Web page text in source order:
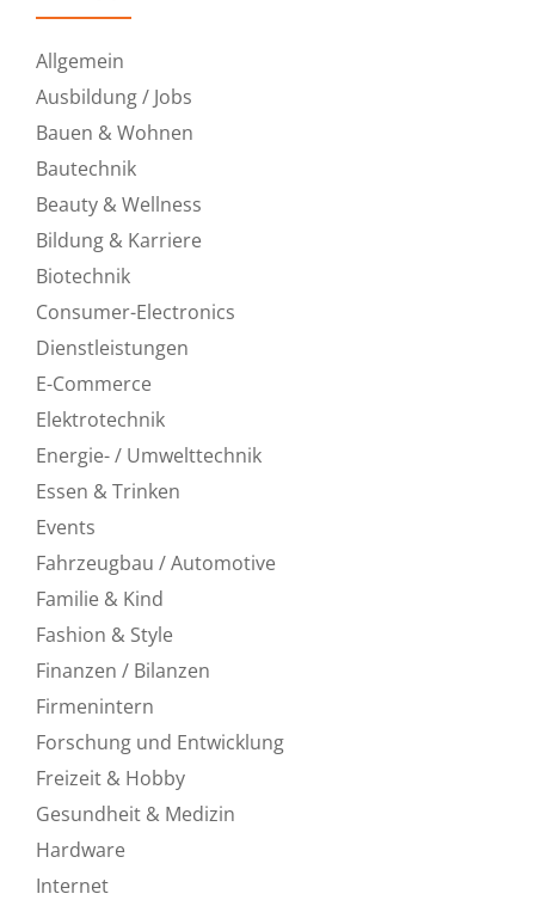
Allgemein
Ausbildung / Jobs
Bauen & Wohnen
Bautechnik
Beauty & Wellness
Bildung & Karriere
Biotechnik
Consumer-Electronics
Dienstleistungen
E-Commerce
Elektrotechnik
Energie- / Umwelttechnik
Essen & Trinken
Events
Fahrzeugbau / Automotive
Familie & Kind
Fashion & Style
Finanzen / Bilanzen
Firmenintern
Forschung und Entwicklung
Freizeit & Hobby
Gesundheit & Medizin
Hardware
Internet